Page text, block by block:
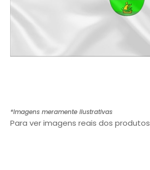
*Imagens meramente ilustrativas
Para ver imagens reais dos produtos